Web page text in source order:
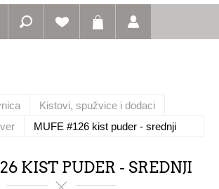
Kistovi, spužvice i dodaci
MUFE #126 kist puder - srednji
KIST PUDER - SREDNJI